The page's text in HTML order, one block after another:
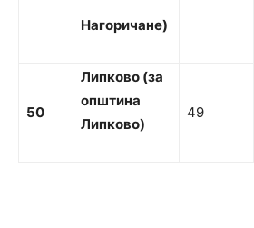
Нагоричане)
50
Липково (за
општина
Липково)
49